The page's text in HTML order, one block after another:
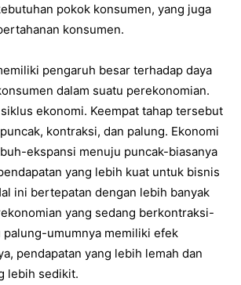
pokok konsumen, yang juga
konsumen.
pengaruh besar terhadap daya
dalam suatu perekonomian.
ekonomi. Keempat tahap tersebut
kontraksi, dan palung. Ekonomi
ekspansi menuju puncak-biasanya
yang lebih kuat untuk bisnis
ini bertepatan dengan lebih banyak
yang sedang berkontraksi-
umumnya memiliki efek
pendapatan yang lebih lemah dan
lebih sedikit.